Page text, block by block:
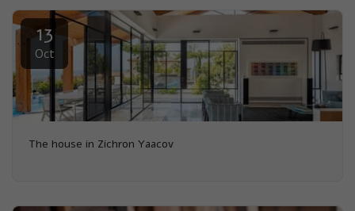
13
Oct
The house in Zichron Yaacov